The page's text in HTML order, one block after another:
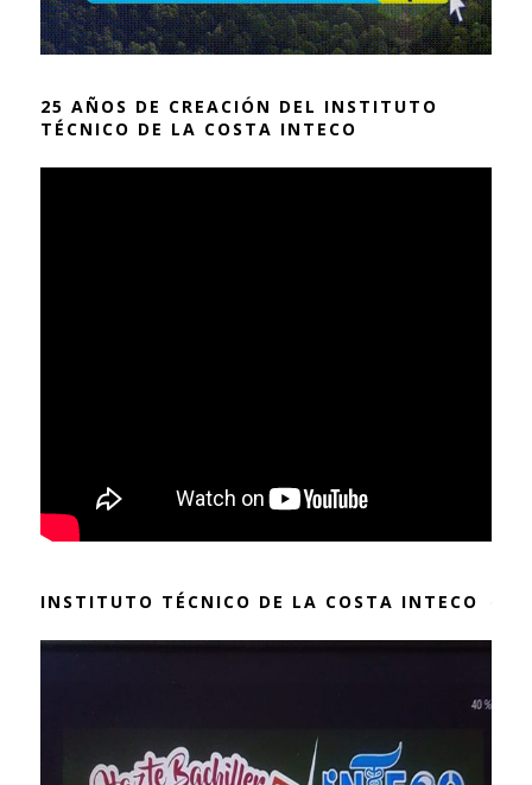
25 AÑOS DE CREACIÓN DEL INSTITUTO
TÉCNICO DE LA COSTA INTECO
INSTITUTO TÉCNICO DE LA COSTA INTECO